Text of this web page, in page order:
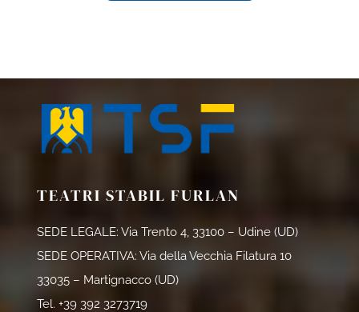
TEATRI STABIL FURLAN
SEDE LEGALE: Via Trento 4, 33100 – Udine (UD)
SEDE OPERATIVA: Via della Vecchia Filatura 10
33035 – Martignacco (UD)
Tel. +39 392 3273719